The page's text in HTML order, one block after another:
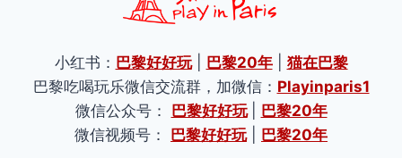
小红书： 巴黎好好玩| 巴黎20年| 猫在巴黎
巴黎吃喝玩乐微信交流群，加微信： Playinparis1
微信公众号： 巴黎好好玩
巴黎20年
微信视频号： 巴黎好好玩| 巴黎20年